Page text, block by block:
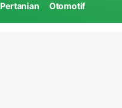
Pertanian Otomotif